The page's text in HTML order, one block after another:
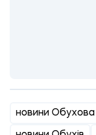
новини Обухова